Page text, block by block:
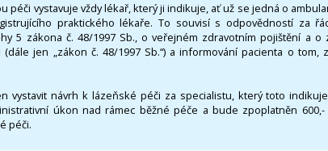
péči vystavuje vždy lékař, který ji indikuje, ať už se jedná o
praktického lékaře. To souvisí s odpovědností za
5 zákona č. 48/1997 Sb., o veřejném zdravotním pojištění a o
jen „zákon č. 48/1997 Sb.“) a informování pacienta o tom,
vystavit návrh k lázeňské péči za specialistu, který toto
úkon nad rámec běžné péče a bude zpoplatněn 600,-
péči.